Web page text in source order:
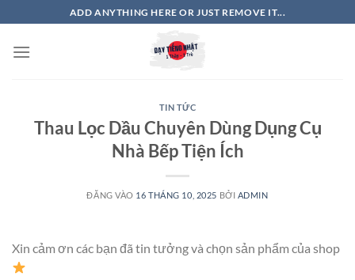
qua
nội
ADD ANYTHING HERE OR JUST REMOVE IT...
TIN TỨC
Thau Lọc Dầu Chuyên Dùng Dụng Cụ
Nhà Bếp Tiện Ích
ĐĂNG VÀO 16 THÁNG 10, 2025 BỞI ADMIN
Xin cảm ơn các bạn đã tin tưởng và chọn sản phẩm của shop